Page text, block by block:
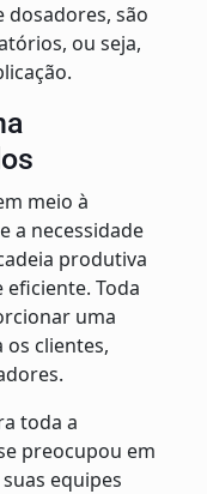
dosadores, são
ou seja,
meio à
a necessidade
produtiva
Toda
uma
clientes,
toda a
preocupou em
equipes